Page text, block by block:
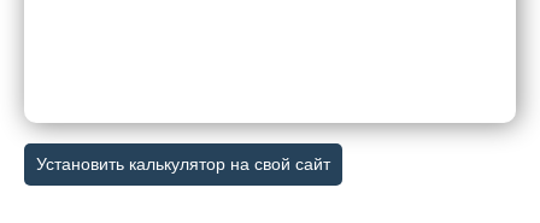
Установить калькулятор на свой сайт